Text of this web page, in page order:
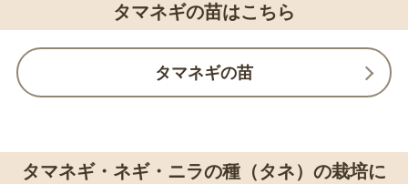
タマネギの苗はこちら
タマネギの苗
タマネギ・ネギ・ニラの種（タネ）の栽培に